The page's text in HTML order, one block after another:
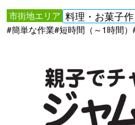
市街地エリア 料理・お菓子作
#簡単な作業#短時間（～1時間）